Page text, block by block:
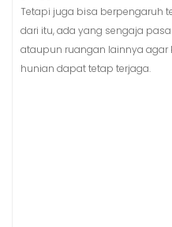
Tetapi juga bisa berpengaruh
dari itu, ada yang sengaja
ataupun ruangan lainnya
hunian dapat tetap terjaga.